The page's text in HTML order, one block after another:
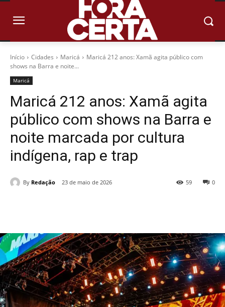
Início Cidades Maricá
Maricá 212 anos: Xamã agita público com
shows na Barra e noite...
Maricá
Maricá 212 anos: Xamã agita
público com shows na Barra e
noite marcada por cultura
indígena, rap e trap
By Redação 23 de maio de 2026 0
59